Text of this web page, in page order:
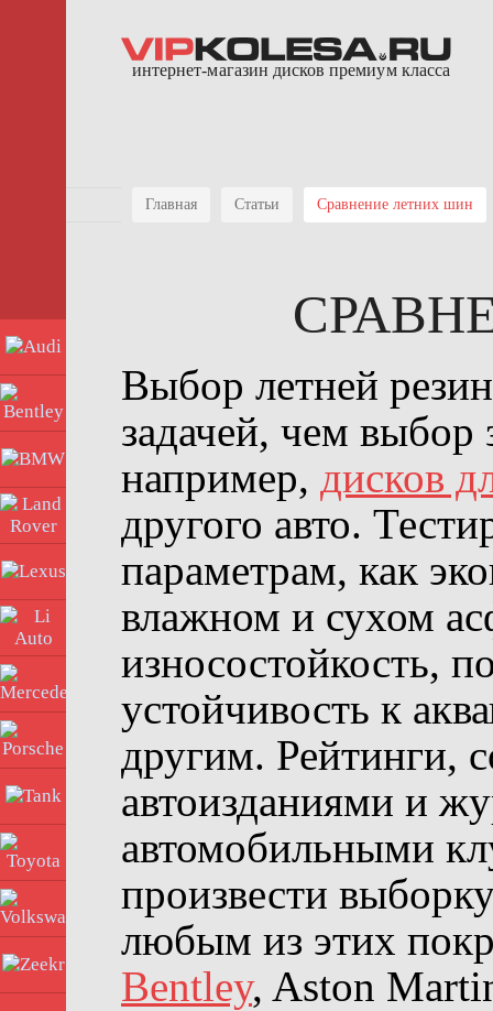
интернет-магазин дисков премиум класса
Главная Статьи Сравнение летних шин
Выбор летней
задачей, чем
например, дисков
другого авто.
параметрам, как
влажном и сухом
износостойкость,
устойчивость к
другим. Рейтинги,
автоизданиями и
автомобильными
произвести
любым из этих
Bentley, Aston
Bentley
Land Rover
Li Auto
Mercedes
Porsche
Volkswagen